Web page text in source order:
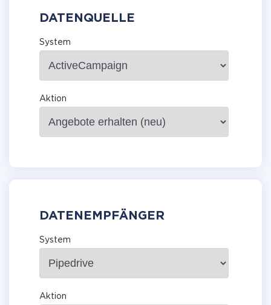
DATENQUELLE
System
Aktion
DATENEMPFÄNGER
System
Aktion